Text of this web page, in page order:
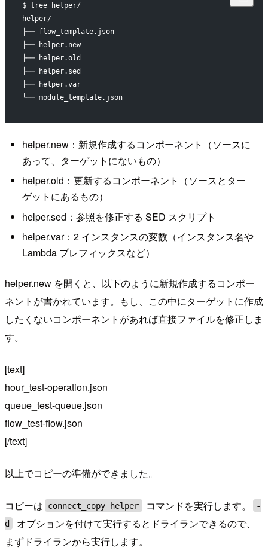
$ tree helper/
helper/
├── flow_template.json
├── helper.new
├── helper.old
├── helper.sed
├── helper.var
└── module_template.json
helper.new：新規作成するコンポーネント（ソースに
あって、ターゲットにないもの）
helper.old：更新するコンポーネント（ソースとター
ゲットにあるもの）
helper.sed：参照を修正する SED スクリプト
helper.var：2 インスタンスの変数（インスタンス名や
Lambda プレフィックスなど）
helper.new を開くと、以下のように新規作成するコンポー
ネントが書かれています。もし、この中にターゲットに作成
したくないコンポーネントがあれば直接ファイルを修正しま
す。
[text]
hour_test-operation.json
queue_test-queue.json
flow_test-flow.json
[/text]
以上でコピーの準備ができました。
コピーは connect_copy helper コマンドを実行します。
-
d
オプションを付けて実行するとドライランできるので、
まずドライランから実行します。